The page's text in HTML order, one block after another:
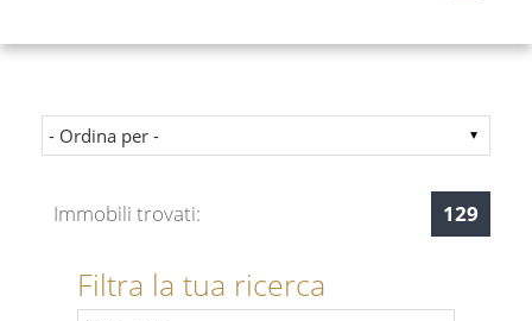
Immobili trovati: 129
Filtra la tua ricerca